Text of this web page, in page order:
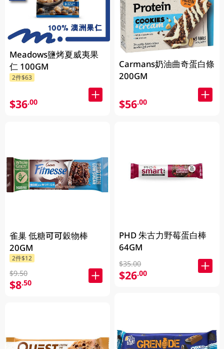
Meadows鹽烤夏威夷果
仁 100GM
2件$63
$36.00
雀巢 低糖可可穀物棒
20GM
2件$12
$9.50
$8.50
Carmans奶油曲奇蛋白條
200GM
$56.00
PHD 朱古力野莓蛋白棒
64GM
$35.00
$26.00